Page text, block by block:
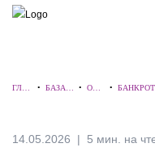
ПОИСК ПО САЙТУ
ГЛА
• БАЗА
•ОБЗ
•
14.05.2026 5 мин. на